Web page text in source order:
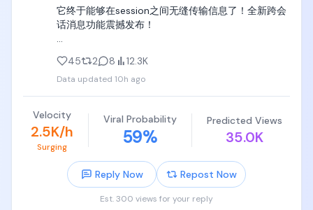
3. 大学本科基础数学教材《微积分》《线性代数》
《概率统计》《复变函数》，如果孩子看得津津有味
喜欢物理直接买四大力学教材，或者直接买《费曼物
4. 一定要买齐计算机教材，从6岁可以陪伴到60岁的
几本书，都是党哥自己掏真金白银在天津或者Texas亲
自买过的纸质书，哈佛MIT斯坦福也用这些书当做本科
生或者graduate level（硕士博士阶段课程）教材，记
住，一定要买齐，摆孩子卧室里，让孩子随机翻阅，
随机看，拉屎看，吃饭看，睡觉看，周末看，看一章
它终于能够在session之间无缝传输信息了！全新跨会
话消息功能震撼发布！
针对不同agent session之间通信不便的问题，Claude
Code引入一个/rename命令，可以给agent session
命名，方便人类和Agent识别
从设计来看，这简直和Airdrop有异曲同工之妙呀，打
开Airdrop，找到目标设备，就能发送信息。打开
Claude Code，输入目标session，就能传递信息。这
意味着原来费劲信息寻找长串session id的时代币已经
45 2 8 12.3K
Data updated 10h ago
Velocity
2.5K/h
Surging
Viral Probability
59%
Predicted Views
35.0K
Reply Now Repost Now
Est. 300 views for your reply